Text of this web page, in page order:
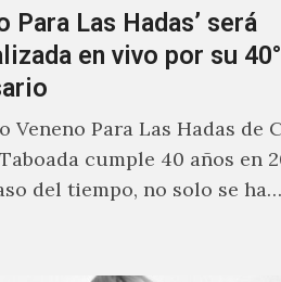
Para Las Hadas’ será
en vivo por su 40°
Veneno Para Las Hadas de
cumple 40 años en
del tiempo, no solo se ha…